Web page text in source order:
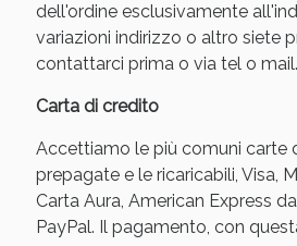
dell'ordine esclusivamente
variazioni indirizzo o altro siete
contattarci prima o via tel o mail.
Carta di credito
Accettiamo le più comuni carte
prepagate e le ricaricabili, Visa,
Carta Aura, American Express
PayPal. Il pagamento, con